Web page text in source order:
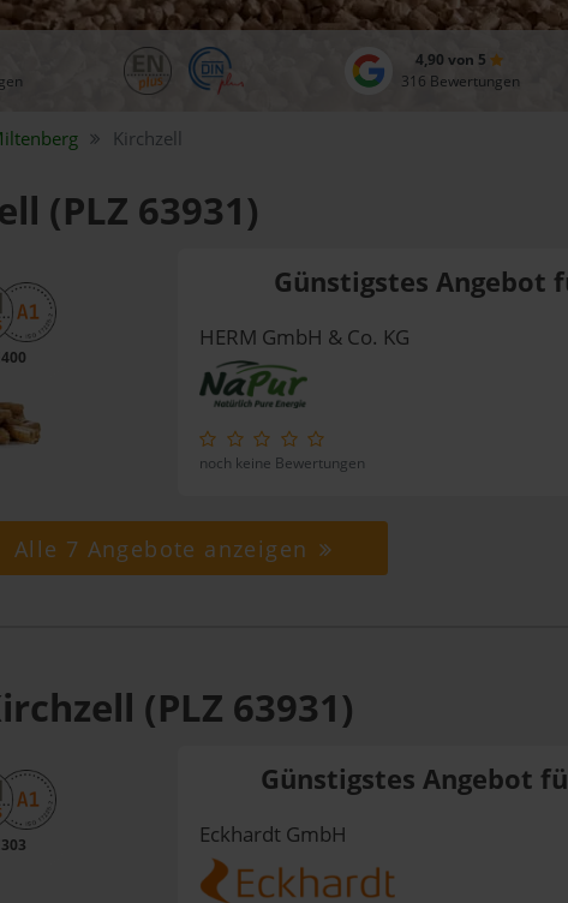
4,90 von 5
316 Bewertungen
Kirchzell
(PLZ 63931)
Günstigstes Angebot
HERM GmbH & Co. KG
noch keine Bewertungen
Alle 7 Angebote anzeigen
(PLZ 63931)
Günstigstes Angebot
Eckhardt GmbH